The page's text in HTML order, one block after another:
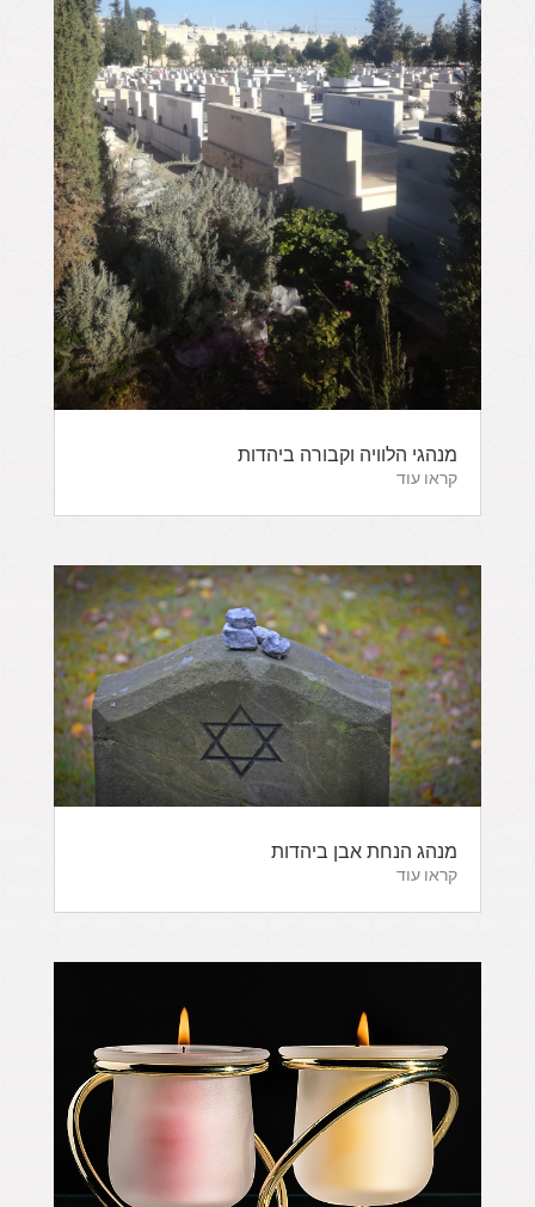
מנהגי הלוויה וקבורה ביהדות
קראו עוד
מנהג הנחת אבן ביהדות
קראו עוד